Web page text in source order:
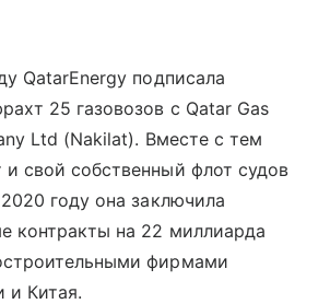
QatarEnergy подписала
25 газовозов с Qatar Gas
Ltd (Nakilat). Вместе с тем
свой собственный флот судов
году она заключила
контракты на 22 миллиарда
фирмами
Китая.